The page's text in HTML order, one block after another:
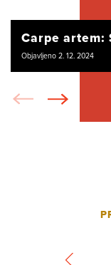
Carpe artem:
Objavljeno 2. 12. 2024